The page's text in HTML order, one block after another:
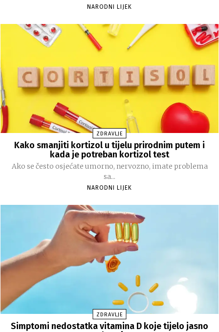
NARODNI LIJEK
ZDRAVLJE
Kako smanjiti kortizol u tijelu prirodnim putem i
kada je potreban kortizol test
Ako se često osjećate umorno, nervozno, imate problema
sa...
NARODNI LIJEK
ZDRAVLJE
Simptomi nedostatka vitamina D koje tijelo jasno